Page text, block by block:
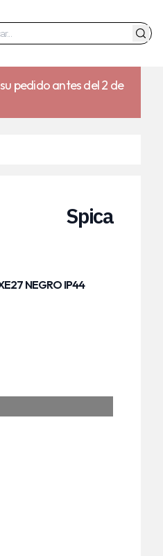
pedido antes del 2 de
Spica
NEGRO IP44